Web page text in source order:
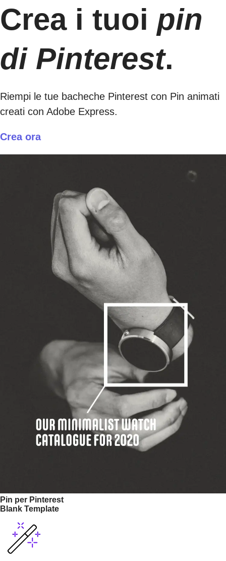
Crea i tuoi pin
di Pinterest.
Riempi le tue bacheche Pinterest con Pin animati
creati con Adobe Express.
Crea ora
Pin per Pinterest
Blank Template